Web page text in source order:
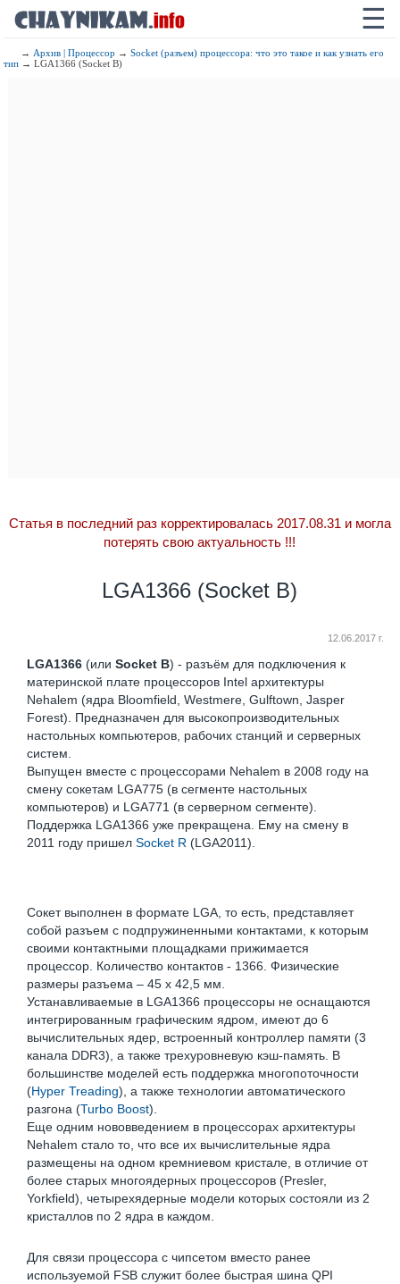
☰
→ Архив | Процессор →Socket (разъем) процессора: что это такое и как узнать его
тип → LGA1366 (Socket B)
Статья в последний раз корректировалась 2017.08.31 и могла
потерять свою актуальность !!!
LGA1366 (Socket B)
12.06.2017 г.
LGA1366 (илиSocket B) - разъём для подключения к
материнской плате процессоров Intel архитектуры
Nehalem (ядра Bloomfield, Westmere, Gulftown, Jasper
Forest). Предназначен для высокопроизводительных
настольных компьютеров, рабочих станций и серверных
систем.
Выпущен вместе с процессорами Nehalem в 2008 году на
смену сокетам LGA775 (в сегменте настольных
компьютеров) и LGA771 (в серверном сегменте).
Поддержка LGA1366 уже прекращена. Ему на смену в
2011 году пришелSocket R (LGA2011).
Сокет выполнен в формате LGA, то есть, представляет
собой разъем с подпружиненными контактами, к которым
своими контактными площадками прижимается
процессор. Количество контактов - 1366. Физические
размеры разъема – 45 х 42,5 мм.
Устанавливаемые в LGA1366 процессоры не оснащаются
интегрированным графическим ядром, имеют до 6
вычислительных ядер, встроенный контроллер памяти (3
канала DDR3), а также трехуровневую кэш-память. В
большинстве моделей есть поддержка многопоточности
(Hyper Treading), а также технологии автоматического
разгона (Turbo Boost).
Еще одним нововведением в процессорах архитектуры
Nehalem стало то, что все их вычислительные ядра
размещены на одном кремниевом кристале, в отличие от
более старых многоядерных процессоров (Presler,
Yorkfield), четырехядерные модели которых состояли из 2
кристаллов по 2 ядра в каждом.
Для связи процессора с чипсетом вместо ранее
используемой FSB служит более быстрая шина QPI